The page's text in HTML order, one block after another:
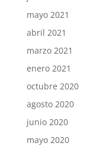
mayo 2021
abril 2021
marzo 2021
enero 2021
octubre 2020
agosto 2020
junio 2020
mayo 2020